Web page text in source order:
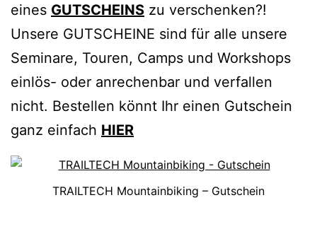
eines GUTSCHEINS zu verschenken?!
Unsere GUTSCHEINE sind für alle unsere
Seminare, Touren, Camps und Workshops
einlös- oder anrechenbar und verfallen
nicht. Bestellen könnt Ihr einen Gutschein
ganz einfach HIER
TRAILTECH Mountainbiking – Gutschein